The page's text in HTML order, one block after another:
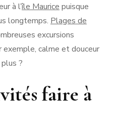
à l’île Maurice puisque
longtemps. Plages de
excursions
exemple, calme et douceur
?
faire à